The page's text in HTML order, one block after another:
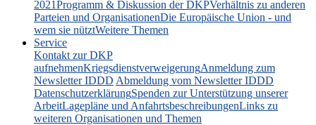
2021Programm & Diskussion der DKPVerhältnis zu anderen
Parteien und OrganisationenDie Europäische Union - und
wem sie nütztWeitere Themen
Service
Kontakt zur DKP
aufnehmenKriegsdienstverweigerungAnmeldung zum
Newsletter IDDD Abmeldung vom Newsletter IDDD
DatenschutzerklärungSpenden zur Unterstützung unserer
ArbeitLagepläne und AnfahrtsbeschreibungenLinks zu
weiteren Organisationen und Themen